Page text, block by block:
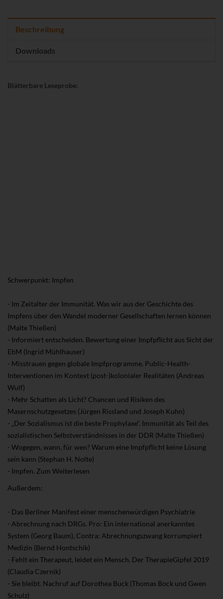
Beschreibung
Downloads
Blätterbare Leseprobe:
Schwerpunkt: Impfen
- Im Zeitalter der Immunität. Was wir aus der Geschichte des
Impfens über den Wandel moderner Gesellschaften lernen können
(Malte Thießen)
- Informiert entscheiden. Bewertung einer Impfpflicht aus Sicht der
EbM (Ingrid Mühlhauser)
- Misstrauen gegen globale Impfprogramme. Public-Health-
Interventionen im Kontext (post-)kolonialer Realitäten (Andreas
Wulf)
- Mehr Schatten als Licht? Chancen und Risiken des
Masernschutzgesetzes (Jürgen Rissland und Joseph Kuhn)
- „Der Sozialismus ist die beste Prophylaxe“. Immunität als Teil des
sozialistischen Selbstverständnisses in der DDR (Malte Thießen)
- Wogegen, wann, für wen? Warum eine Impfpflicht keine Lösung
sein kann (Stephan H. Nolte)
- Impfen. Zum Weiterlesen
Außerdem:
- Das Berliner Manifest einer menschenwürdigen Psychiatrie
- Abrechnung nach DRGs. Pro: Ein international anerkanntes
System (Georg Baum), Contra: Abrechnungszwang korrumpiert
Medizin (Bernd Hontschik)
- Fehlt ein Therapeut, leidet ein Mensch. Der TherapieGipfel 2019
(Claudia Czernik)
- Sie bleibt. Nachruf auf Dorothea Buck (Thomas Bock und Gwen
Schulz)